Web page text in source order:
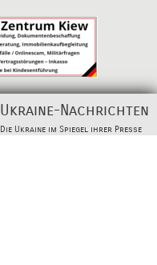
Ukraine-Nachrichten
Die Ukraine im Spiegel ihrer Presse